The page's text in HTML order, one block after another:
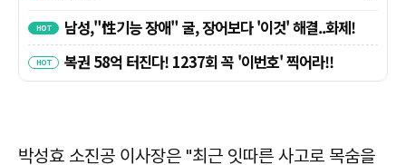
박성효 소진공 이사장은 "최근 잇따른 사고로 목숨을